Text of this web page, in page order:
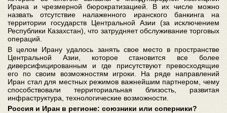
Ирана и чрезмерной бюрократизацией. В их числе можно
назвать отсутствие налаженного иранского банкинга на
территории государств Центральной Азии (за исключением
Республики Казахстан), что затрудняет обслуживание торговых
операций.
В целом Ирану удалось занять свое место в пространстве
Центральной Азии, которое становится все более
диверсифицированным и где присутствуют превосходящие
его по своим возможностям игроки. На ряде направлений
Иран стал для местных режимов важнейшим партнером, чему
способствовали территориальная близость, развитая
инфраструктура, технологические возможности.
Россия и Иран в регионе: союзники или соперники?